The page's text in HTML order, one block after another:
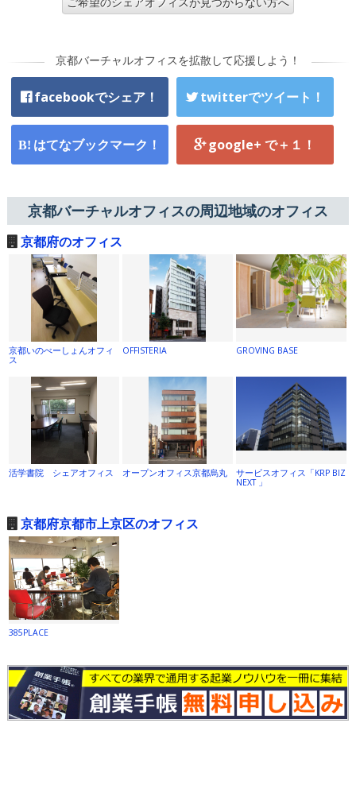
京都バーチャルオフィスを拡散して応援しよう！
facebookでシェア！ twitterでツイート！
はてなブックマーク！ google+ で＋１！
京都バーチャルオフィスの周辺地域のオフィス
京都府のオフィス
京都いのべーしょんオフィ
ス
OFFISTERIA GROVING BASE
活学書院 シェアオフィス オープンオフィス京都烏丸
サービスオフィス「KRP BIZ
NEXT 」
京都府京都市上京区のオフィス
385PLACE